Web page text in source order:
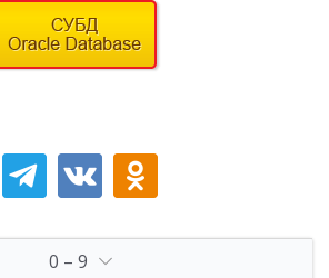
0 – 9